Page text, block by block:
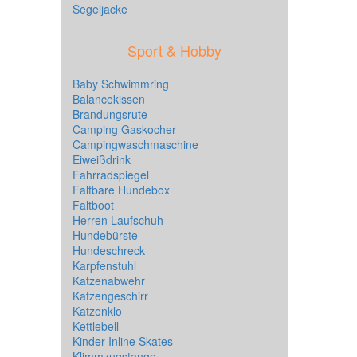
Segeljacke
Sport & Hobby
Baby Schwimmring
Balancekissen
Brandungsrute
Camping Gaskocher
Campingwaschmaschine
Eiweißdrink
Fahrradspiegel
Faltbare Hundebox
Faltboot
Herren Laufschuh
Hundebürste
Hundeschreck
Karpfenstuhl
Katzenabwehr
Katzengeschirr
Katzenklo
Kettlebell
Kinder Inline Skates